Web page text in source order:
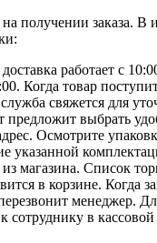
получении заказа. В
работает с
Когда товар
свяжется для
предложит выбрать
Осмотрите
указанной
магазина. Список
в корзине. Когда
менеджер.
сотруднику в